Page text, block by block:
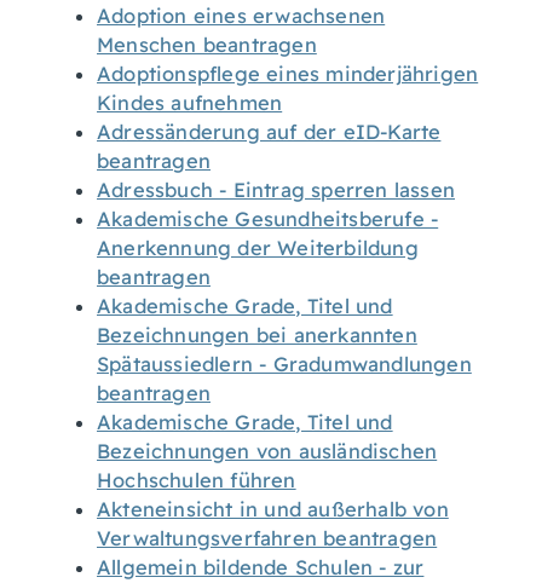
Adoption eines erwachsenen
Menschen beantragen
Adoptionspflege eines minderjährigen
Kindes aufnehmen
Adressänderung auf der eID-Karte
beantragen
Adressbuch - Eintrag sperren lassen
Akademische Gesundheitsberufe -
Anerkennung der Weiterbildung
beantragen
Akademische Grade, Titel und
Bezeichnungen bei anerkannten
Spätaussiedlern - Gradumwandlungen
beantragen
Akademische Grade, Titel und
Bezeichnungen von ausländischen
Hochschulen führen
Akteneinsicht in und außerhalb von
Verwaltungsverfahren beantragen
Allgemein bildende Schulen - zur